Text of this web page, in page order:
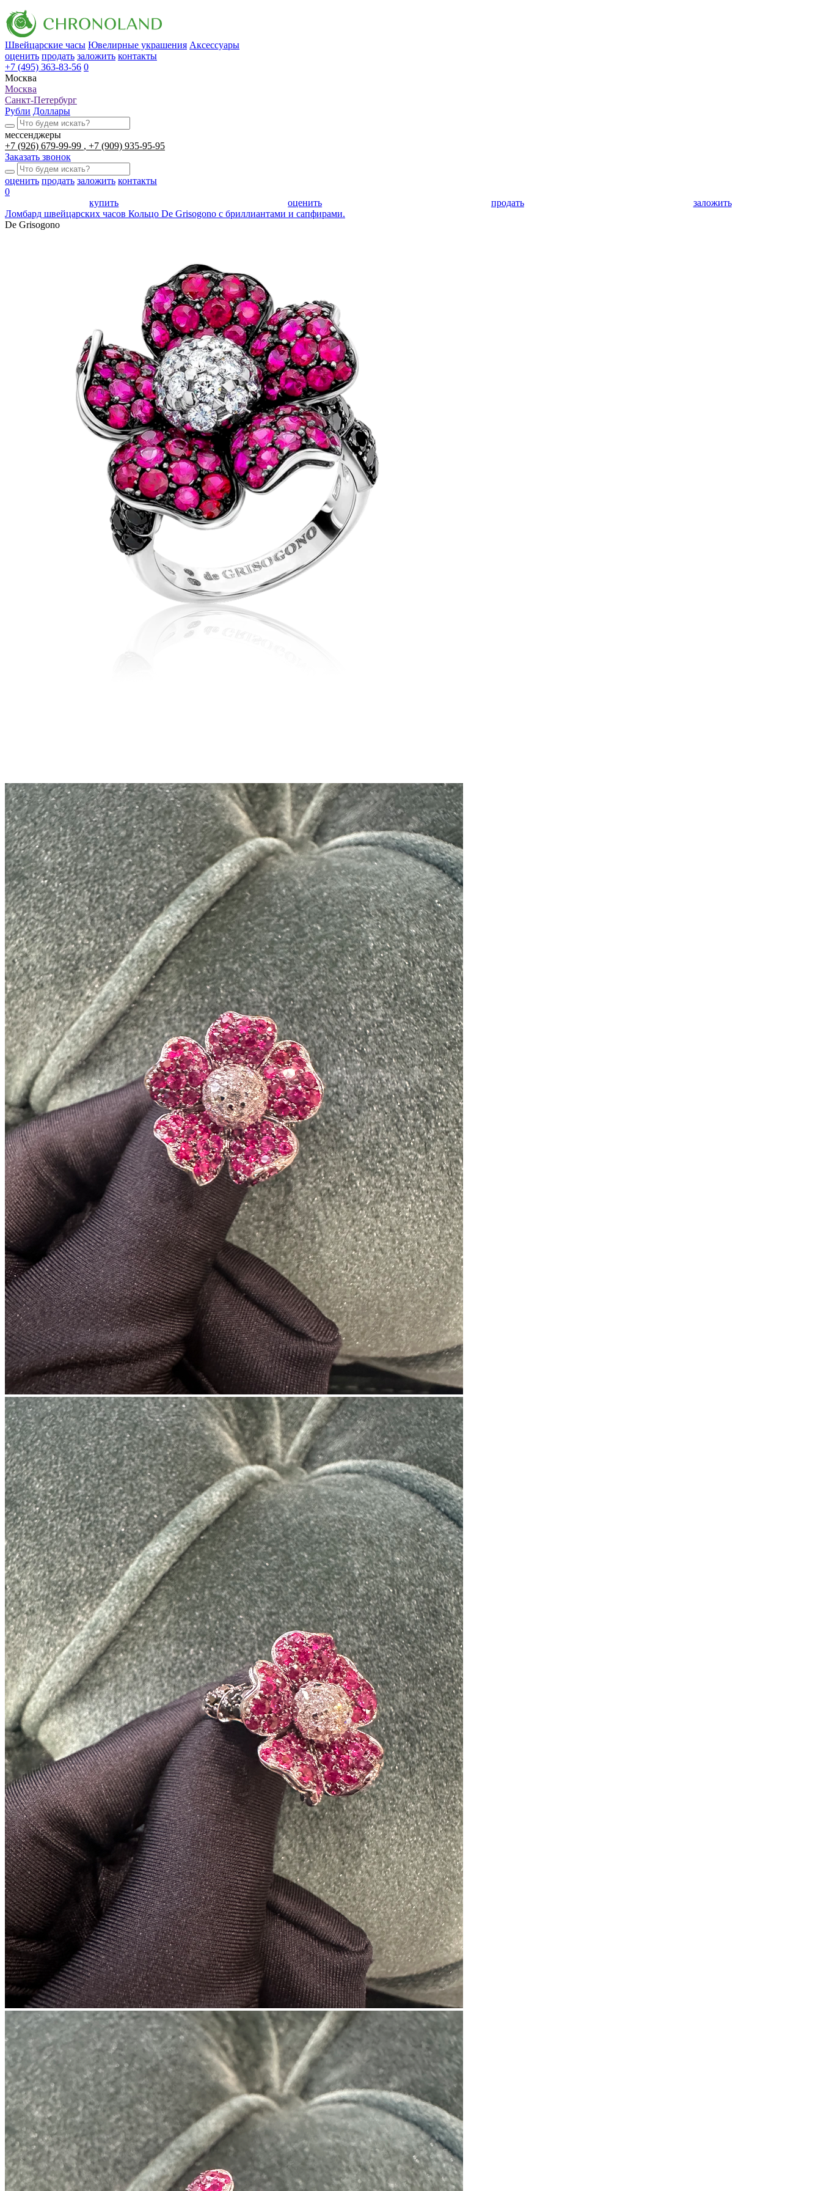
Швейцарские часы Ювелирные украшения Аксессуары
оценить продать заложить контакты
+7 (495) 363-83-56 0
Москва
Москва
Санкт-Петербург
Рубли Доллары
мессенджеры
+7 (926) 679-99-99
+7 (909) 935-95-95
Заказать звонок
оценить продать заложить контакты
0
купить
оценить продать
заложить
Ломбард швейцарских часов Кольцо De Grisogono с бриллиантами и сапфирами.
De Grisogono